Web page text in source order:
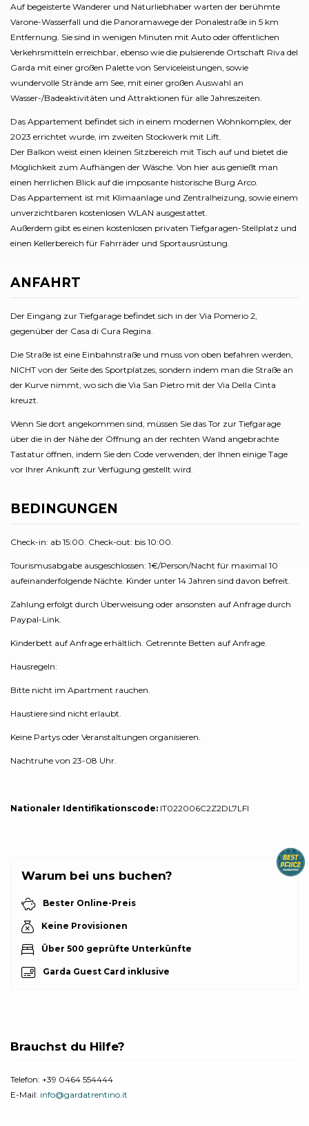
Auf begeisterte Wanderer und Naturliebhaber warten der berühmte
Varone-Wasserfall und die Panoramawege der Ponalestraße in 5 km
Entfernung. Sie sind in wenigen Minuten mit Auto oder öffentlichen
Verkehrsmitteln erreichbar, ebenso wie die pulsierende Ortschaft Riva del
Garda mit einer großen Palette von Serviceleistungen, sowie
wundervolle Strände am See, mit einer großen Auswahl an
Wasser-/Badeaktivitäten und Attraktionen für alle Jahreszeiten.
Das Appartement befindet sich in einem modernen Wohnkomplex, der
2023 errichtet wurde, im zweiten Stockwerk mit Lift.
Der Balkon weist einen kleinen Sitzbereich mit Tisch auf und bietet die
Möglichkeit zum Aufhängen der Wäsche. Von hier aus genießt man
einen herrlichen Blick auf die imposante historische Burg Arco.
Das Appartement ist mit Klimaanlage und Zentralheizung, sowie einem
unverzichtbaren kostenlosen WLAN ausgestattet.
Außerdem gibt es einen kostenlosen privaten Tiefgaragen-Stellplatz und
einen Kellerbereich für Fahrräder und Sportausrüstung.
ANFAHRT
Der Eingang zur Tiefgarage befindet sich in der Via Pomerio 2,
gegenüber der Casa di Cura Regina.
Die Straße ist eine Einbahnstraße und muss von oben befahren werden,
NICHT von der Seite des Sportplatzes, sondern indem man die Straße an
der Kurve nimmt, wo sich die Via San Pietro mit der Via Della Cinta
kreuzt.
Wenn Sie dort angekommen sind, müssen Sie das Tor zur Tiefgarage
über die in der Nähe der Öffnung an der rechten Wand angebrachte
Tastatur öffnen, indem Sie den Code verwenden, der Ihnen einige Tage
vor Ihrer Ankunft zur Verfügung gestellt wird.
BEDINGUNGEN
Check-in: ab 15:00. Check-out: bis 10:00.
Tourismusabgabe ausgeschlossen: 1€/Person/Nacht für maximal 10
aufeinanderfolgende Nächte. Kinder unter 14 Jahren sind davon befreit.
Zahlung erfolgt durch Überweisung oder ansonsten auf Anfrage durch
Paypal-Link.
Kinderbett auf Anfrage erhältlich. Getrennte Betten auf Anfrage.
Hausregeln:
Bitte nicht im Apartment rauchen.
Haustiere sind nicht erlaubt.
Keine Partys oder Veranstaltungen organisieren.
Nachtruhe von 23-08 Uhr.
Nationaler Identifikationscode: IT022006C2Z2DL7LFI
Warum bei uns buchen?
Bester Online-Preis
Keine Provisionen
Über 500 geprüfte Unterkünfte
Garda Guest Card inklusive
Brauchst du Hilfe?
Telefon: +39 0464 554444
E-Mail: info@gardatrentino.it